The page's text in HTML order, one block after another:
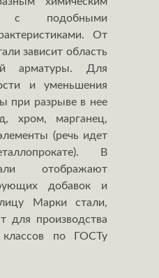
с подобными
От
зависит область
арматуры. Для
и уменьшения
при разрыве в нее
хром, марганец,
(речь идет
В
отображают
добавок и
Марки стали,
для производства
по ГОСТу